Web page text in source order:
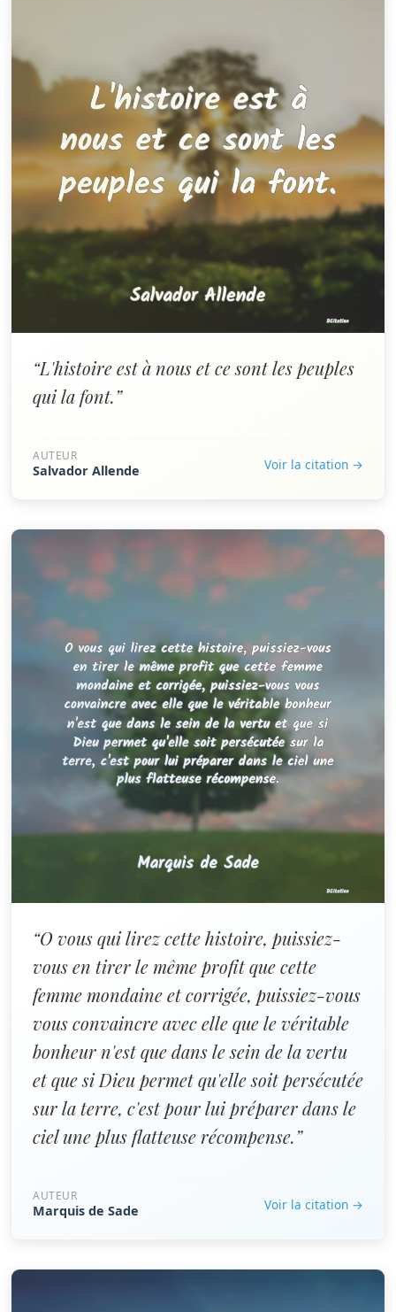
“L'histoire est à nous et ce sont les peuples
qui la font.”
AUTEUR
Salvador Allende Voir la citation →
“O vous qui lirez cette histoire, puissiez-
vous en tirer le même profit que cette
femme mondaine et corrigée, puissiez-vous
vous convaincre avec elle que le véritable
bonheur n'est que dans le sein de la vertu
et que si Dieu permet qu'elle soit persécutée
sur la terre, c'est pour lui préparer dans le
ciel une plus flatteuse récompense.”
AUTEUR
Marquis de Sade Voir la citation →